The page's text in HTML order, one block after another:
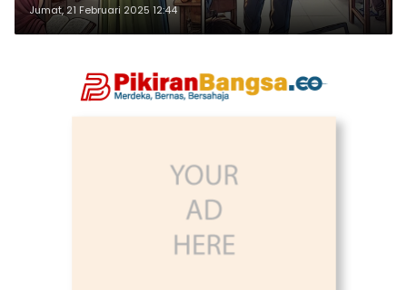
Jumat, 21 Februari 2025 12:44